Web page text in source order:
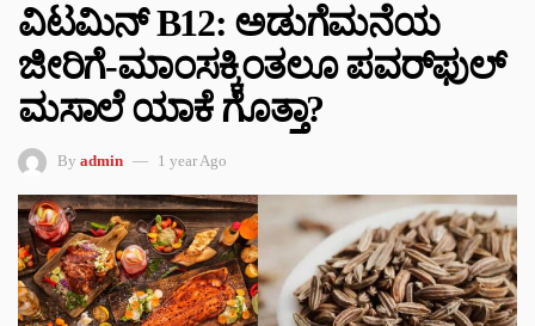
ವಿಟಮಿನ್ B12: ಅಡುಗೆಮನೆಯ
ಜೀರಿಗೆ-ಮಾಂಸಕ್ಕಿಂತಲೂ ಪವರ್‌ಫುಲ್
ಮಸಾಲೆ ಯಾಕೆ ಗೊತ್ತಾ?
By admin 1 year Ago